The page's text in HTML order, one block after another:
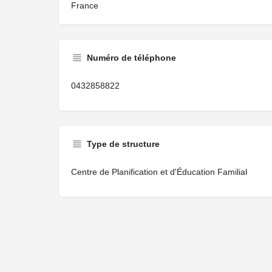
France
Numéro de téléphone
0432858822
Type de structure
Centre de Planification et d'Éducation Familial